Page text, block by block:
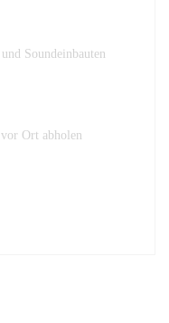
Soundeinbauten
Ort abholen